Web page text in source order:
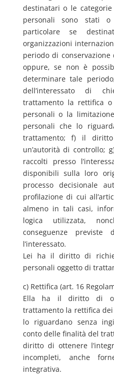
destinatari o le
personali sono stati o
particolare se
organizzazioni
periodo di
oppure, se non è
determinare tale
dell’interessato di
trattamento la rettifica
personali o la
personali che lo
trattamento; f) il
un’autorità di controllo;
raccolti presso
disponibili sulla loro
processo decisionale
profilazione di cui
almeno in tali casi,
logica utilizzata,
conseguenze
l’interessato.
Lei ha il diritto di
personali oggetto di
c) Rettifica (art. 16
Ella ha il diritto di
trattamento la rettifica
lo riguardano senza
conto delle finalità del
diritto di ottenere
incompleti, anche
integrativa.